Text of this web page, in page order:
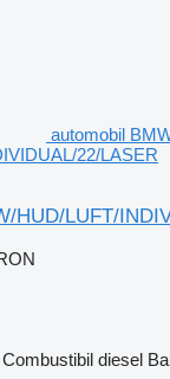
automobil
22/LASER
HUD/LUFT/
Combustibil diesel